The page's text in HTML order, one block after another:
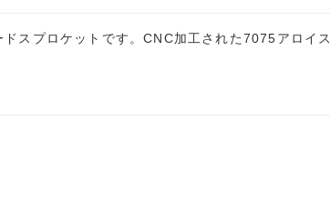
スプロケットです。CNC加工された7075アロイ